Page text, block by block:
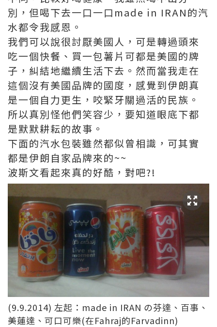
別，但喝下去一口一口made in IRAN的汽
水都令我感恩。
我們可以說很討厭美國人，可是轉過頭來
吃一個快餐、買一包薯片可都是美國的牌
子，糾結地繼續生活下去。然而當我走在
這個沒有美國品牌的國度，感覺到伊朗真
是一個自力更生，咬緊牙關過活的民族。
所以真別怪他們笑容少，要知道眼底下都
是默默耕耘的故事。
下面的汽水包裝雖然都似曾相識，可其實
都是伊朗自家品牌來的~~
波斯文看起來真的好酷，對吧?!
(9.9.2014) 左起：made in IRAN の芬達、百事、
美蓮達、可口可樂(在Fahraj的Farvadinn)